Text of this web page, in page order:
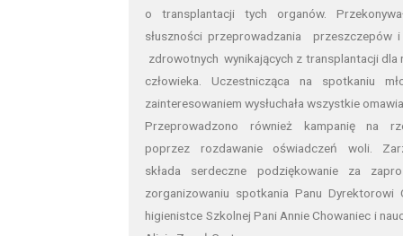
o transplantacji tych organów.
słuszności przeprowadzania przeszczepów
zdrowotnych wynikających z transplantacji dla
człowieka. Uczestnicząca na spotkaniu
zainteresowaniem wysłuchała wszystkie
Przeprowadzono również kampanię na
poprzez rozdawanie oświadczeń woli.
składa serdeczne podziękowanie za
zorganizowaniu spotkania Panu Dyrektorowi
higienistce Szkolnej Pani Annie Chowaniec i